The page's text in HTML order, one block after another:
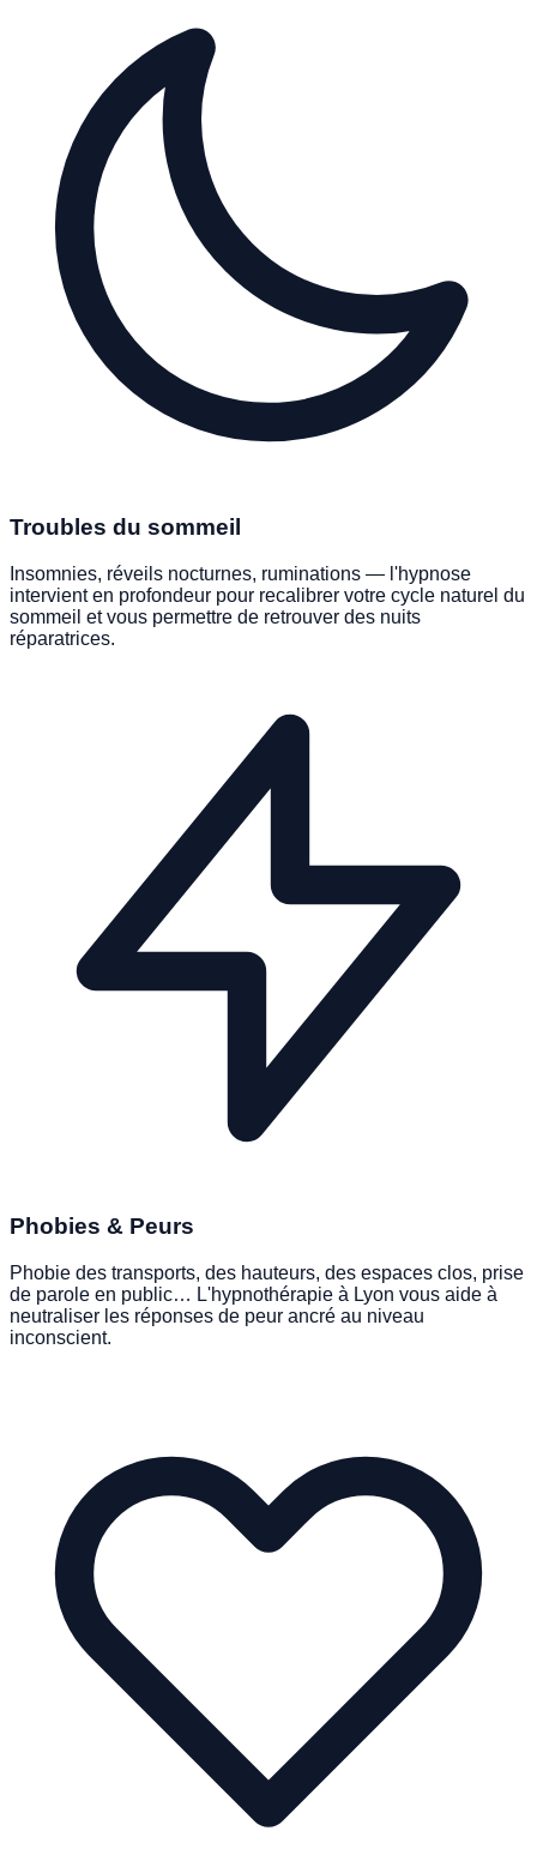
Troubles du sommeil
Insomnies, réveils nocturnes, ruminations — l'hypnose
intervient en profondeur pour recalibrer votre cycle naturel du
sommeil et vous permettre de retrouver des nuits
réparatrices.
Phobies & Peurs
Phobie des transports, des hauteurs, des espaces clos, prise
de parole en public… L'hypnothérapie à Lyon vous aide à
neutraliser les réponses de peur ancré au niveau
inconscient.